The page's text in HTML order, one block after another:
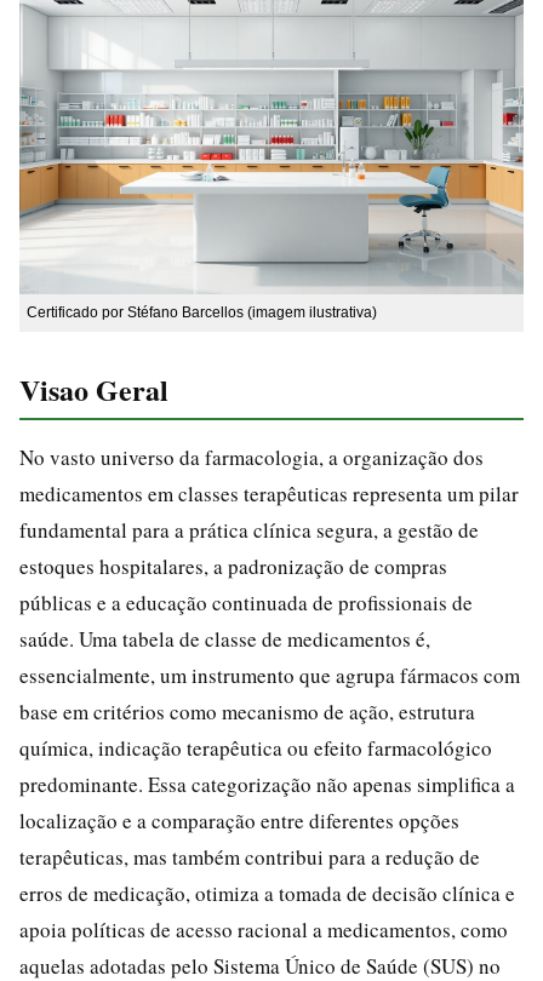
Certificado por Stéfano Barcellos (imagem ilustrativa)
Visao Geral
No vasto universo da farmacologia, a organização dos
medicamentos em classes terapêuticas representa um pilar
fundamental para a prática clínica segura, a gestão de
estoques hospitalares, a padronização de compras
públicas e a educação continuada de profissionais de
saúde. Uma tabela de classe de medicamentos é,
essencialmente, um instrumento que agrupa fármacos com
base em critérios como mecanismo de ação, estrutura
química, indicação terapêutica ou efeito farmacológico
predominante. Essa categorização não apenas simplifica a
localização e a comparação entre diferentes opções
terapêuticas, mas também contribui para a redução de
erros de medicação, otimiza a tomada de decisão clínica e
apoia políticas de acesso racional a medicamentos, como
aquelas adotadas pelo Sistema Único de Saúde (SUS) no